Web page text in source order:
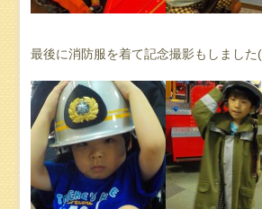
最後に消防服を着て記念撮影もしました